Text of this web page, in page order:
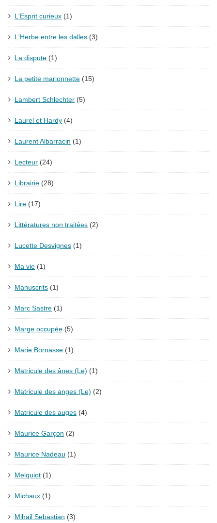
L'Esprit curieux (1)
L'Herbe entre les dalles (3)
La dispute (1)
La petite marionnette (15)
Lambert Schlechter (5)
Laurel et Hardy (4)
Laurent Albarracin (1)
Lecteur (24)
Librairie (28)
Lire (17)
Littératures non traitées (2)
Lucette Desvignes (1)
Ma vie (1)
Manuscrits (1)
Marc Sastre (1)
Marge occupée (5)
Marie Bornasse (1)
Matricule des ânes (Le) (1)
Matricule des anges (Le) (2)
Matricule des auges (4)
Maurice Garçon (2)
Maurice Nadeau (1)
Melquiot (1)
Michaux (1)
Mihail Sebastian (3)